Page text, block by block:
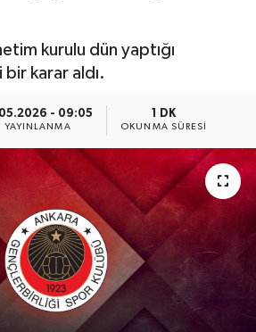
kurulu dün yaptığı
karar aldı.
- 09:05
YAYINLANMA
1 DK
OKUNMA SÜRESI